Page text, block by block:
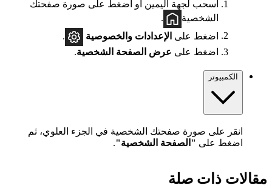
اسحب لجهة اليمين أو اضغط على صورة صفحتك
الشخصية
.
اضغط على الإعدادات والخصوصية
.
اضغط على عرض الصفحة الشخصية.
الكمبيوتر
انقر على صورة صفحتك الشخصية في الجزء العلوي، ثم
اضغط على "الصفحة الشخصية".
مقالات ذات صلة